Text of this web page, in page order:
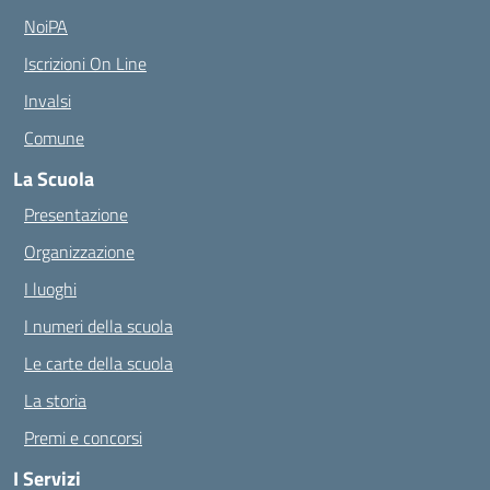
NoiPA
Iscrizioni On Line
Invalsi
Comune
La Scuola
Presentazione
Organizzazione
I luoghi
I numeri della scuola
Le carte della scuola
La storia
Premi e concorsi
I Servizi